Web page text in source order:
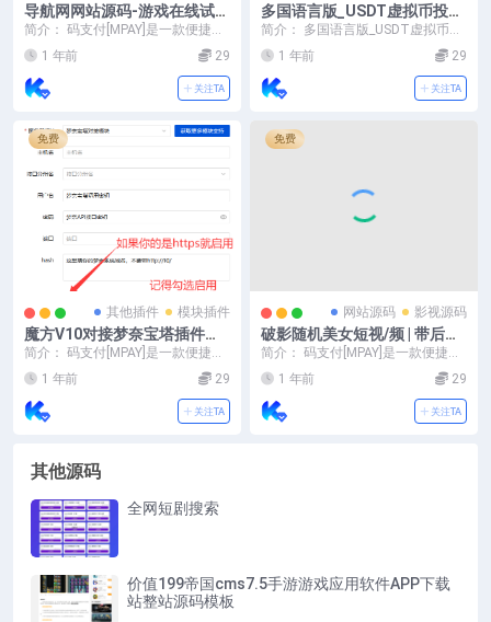
导航网网站源码-游戏在线试玩
导航系统
简介： 码支付[MPAY]是一款便捷收
款工具，专注于个人免签收款，通
过普通收款码...
1 年前 29
关注TA
多国语言版_USDT虚拟币投资
理财系统源码/海外区块链投资
理财源码
简介： 多国语言版_USDT虚拟币投
资理财系统源码/海外区块链投资理
财源码 图片...
1 年前 29
关注TA
免费
其他插件 模块插件
魔方V10对接梦奈宝塔插件分
享
简介： 码支付[MPAY]是一款便捷收
款工具，专注于个人免签收款，通
过普通收款码...
1 年前 29
关注TA
免费
网站源码 影视源码
破影随机美女短视/频 | 带后台
运营版
简介： 码支付[MPAY]是一款便捷收
款工具，专注于个人免签收款，通
过普通收款码...
1 年前 29
关注TA
其他源码
全网短剧搜索
价值199帝国cms7.5手游游戏应用软件APP下载
站整站源码模板